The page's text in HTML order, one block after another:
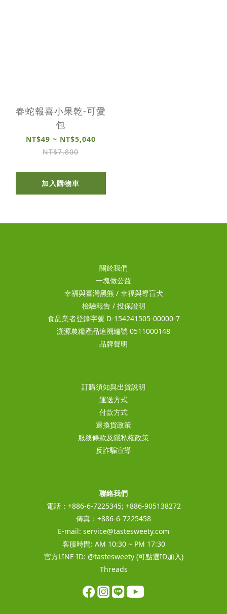
春蛇報喜小果乾-可愛
包
NT$49 ~ NT$5,040
NT$7,800
加入購物車
關於我們
一塊做公益
幸福與臺灣黑熊 / 幸福與導盲犬
檢驗報告/ 投保證明
食品業者登錄字號 D-154241505-00000-7
溯源農糧產品追溯編號 0511000148
品牌聲明
訂購須知與出貨說明
運送方式
付款方式
退換貨政策
服務條款及隱私權政策
反詐騙宣導
聯絡我們
電話：+886-6-7225345; +886-905138272
傳真：+886-6-7225458
E-mail: service@tastesweety.com
客服時間: AM 10:30 ~ PM 17:30
官方LINE ID: @tastesweety(可點選ID加入)
Threads